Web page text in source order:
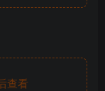
查看